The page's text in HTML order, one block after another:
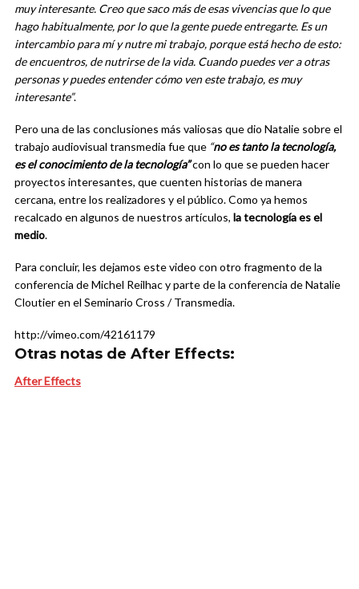
muy interesante. Creo que saco más de esas vivencias que lo que
hago habitualmente, por lo que la gente puede entregarte. Es un
intercambio para mí y nutre mi trabajo, porque está hecho de esto:
de encuentros, de nutrirse de la vida. Cuando puedes ver a otras
personas y puedes entender cómo ven este trabajo, es muy
interesante”.
Pero una de las conclusiones más valiosas que dio Natalie sobre el
trabajo audiovisual transmedia fue que “no es tanto la tecnología,
es el conocimiento de la tecnología”con lo que se pueden hacer
proyectos interesantes, que cuenten historias de manera
cercana, entre los realizadores y el público. Como ya hemos
recalcado en algunos de nuestros artículos, la tecnología es el
medio.
Para concluir, les dejamos este video con otro fragmento de la
conferencia de Michel Reilhac y parte de la conferencia de Natalie
Cloutier en el Seminario Cross / Transmedia.
http://vimeo.com/42161179
Otras notas de After Effects:
After Effects